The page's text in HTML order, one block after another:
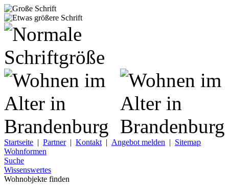
Startseite | Partner| Kontakt | Angebot melden | Sitemap
Wohnformen
Suche
Wissenswertes
Wohnobjekte finden